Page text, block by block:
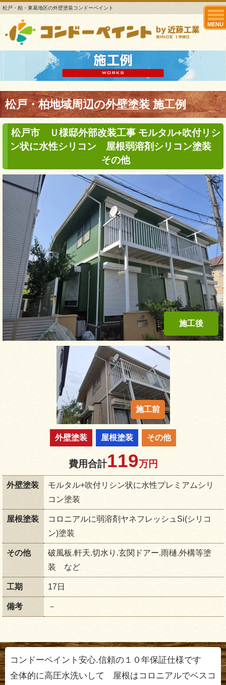
松戸・柏・東葛地区の外壁塗装コンドーペイント
MENU
松戸・柏地域周辺の外壁塗装 施工例
松戸市 Ｕ様邸外部改装工事 モルタル+吹付リシ
ン状に水性シリコン 屋根弱溶剤シリコン塗装
その他
外壁塗装 屋根塗装 その他
費用合計119万円
外壁塗装
モルタル+吹付リシン状に水性プレミアムシリ
コン塗装
屋根塗装
コロニアルに弱溶剤ヤネフレッシュSi(シリコ
ン)塗装
その他
破風板.軒天.切水り.玄関ドアー.雨樋.外構等塗
装 など
工期 17日
備考 －
コンドーペイント安心.信頼の１０年保証仕様です
全体的に高圧水洗いして 屋根はコロニアルでベスコ